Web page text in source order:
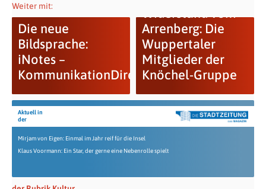
Weiter mit:
Die neue
Bildsprache:
iNotes –
KommunikationDirekt!
Arrenberg: Die
Wuppertaler
Mitglieder der
Knöchel-Gruppe
Aktuell in
der
Mirjam von Eigen: Einmal im Jahr reif für die Insel
Klaus Voormann: Ein Star, der gerne eine Nebenrolle spielt